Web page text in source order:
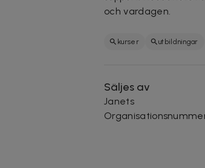
och vardagen.
kurser utbildningar
Säljes av
Janets